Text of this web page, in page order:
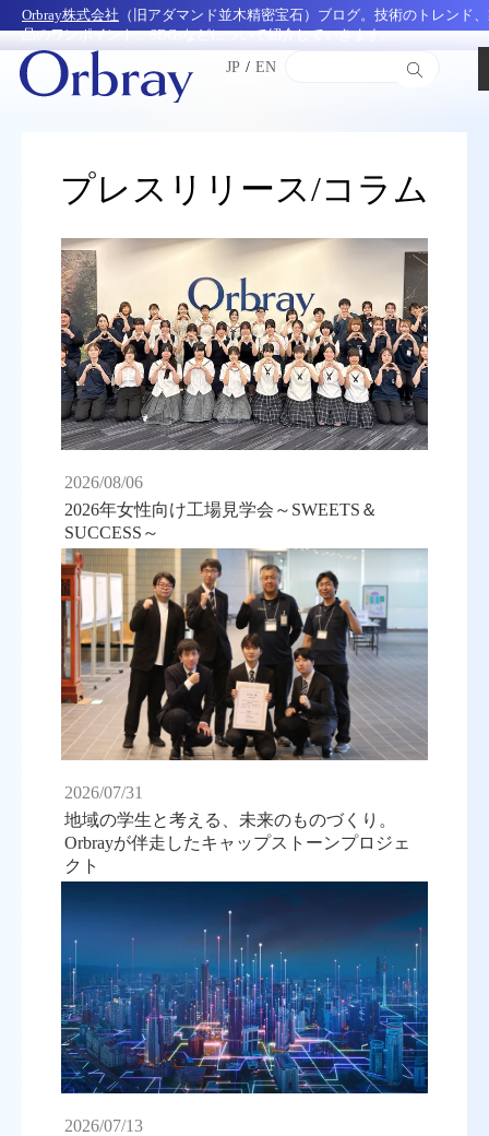
Orbray株式会社 （旧アダマンド並木精密宝石）ブログ。技術のトレンド
品のワンポイント、SDGsなどについて紹介していきます。
JP / EN
プレスリリース/コラム
2026/08/06
2026年女性向け工場見学会～SWEETS＆
SUCCESS～
2026/07/31
地域の学生と考える、未来のものづくり。
Orbrayが伴走したキャップストーンプロジェ
クト
2026/07/13